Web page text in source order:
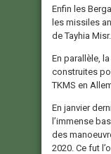
Enfin les
les missiles
de Tayhia Misr.
En parallèle,
construites
TKMS en
En janvier
l’immense
des
2020. Ce fut